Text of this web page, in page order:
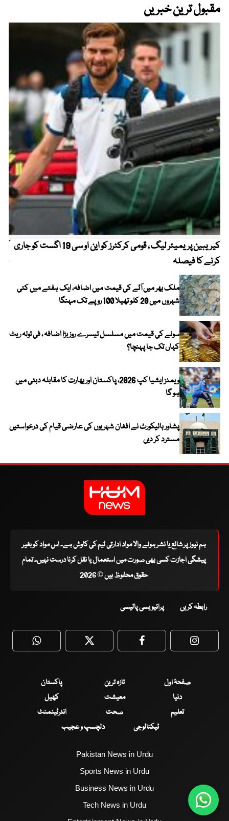
مقبول ترین خبریں
کیریبین پریمیئر لیگ ، قومی کرکٹرز کو این او سی 19 اگست کو جاری
کرنے کا فیصلہ
ملک بھر میں آٹے کی قیمت میں اضافہ، ایک ہفتے میں کئی
شہروں میں 20 کلو تھیلا 100 روپے تک مہنگا
سونے کی قیمت میں مسلسل تیسرے روز بڑا اضافہ ، فی تولہ ریٹ
کہاں تک جا پہنچا؟
ویمنز ایشیا کپ 2026، پاکستان اور بھارت کا مقابلہ دبئی میں
ہو گا
پشاور ہائیکورٹ نے افغان شہریوں کی عارضی قیام کی درخواستیں
مسترد کر دیں
ہم نیوز پر شائع یا نشر ہونے والا مواد ادارتی ٹیم کی کاوش ہے۔ اس مواد کو بغیر
پیشگی اجازت کسی بھی صورت میں استعمال یا نقل کرنا درست نہیں۔ تمام
حقوق محفوظ ہیں © 2026
رابطہ کریں پرائیویسی پالیسی
WhatsApp Twitter Facebook
صفحۂ اول تازہ ترین
پاکستان
دنیا
معیشت
کھیل
تعلیم
صحت
انٹرٹینمنٹ
ٹیکنالوجی
دلچسپ و عجیب
Pakistan News in Urdu
Sports News in Urdu
Business News in Urdu
Tech News in Urdu